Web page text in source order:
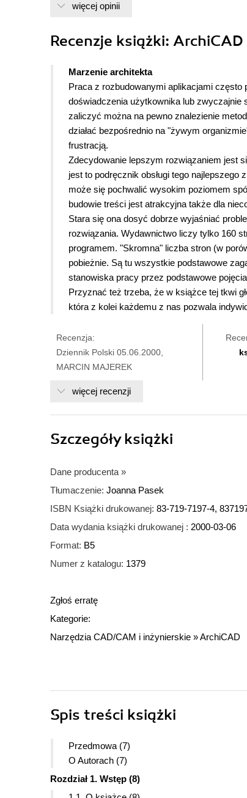
więcej opinii
Recenzje książki: ArchiCAD
Marzenie architekta
Praca z rozbudowanymi aplikacjami często
doświadczenia użytkownika lub zwyczajnie
zaliczyć można na pewno znalezienie
działać bezpośrednio na "żywym
frustracją.
Zdecydowanie lepszym rozwiązaniem jest
jest to podręcznik obsługi tego
może się pochwalić wysokim poziomem
budowie treści jest atrakcyjna także dla
Stara się ona dosyć dobrze wyjaśniać
rozwiązania. Wydawnictwo liczy tylko 160
programem. "Skromna" liczba stron (w
pobieżnie. Są tu wszystkie podstawowe
stanowiska pracy przez podstawowe
Przyznać też trzeba, że w książce tej tkwi
która z kolei każdemu z nas pozwala
Recenzja:
Dziennik Polski 05.06.2000,
MARCIN MAJEREK
więcej recenzji
Szczegółyksiążki
Dane producenta »
Tłumaczenie: Joanna Pasek
ISBN Książki drukowanej: 83-719-7197-4,
Data wydania książki drukowanej : 2000-03-06
Format: B5
Numer z katalogu: 1379
Zgłoś erratę
Kategorie:
Narzędzia CAD/CAM i inżynierskie »ArchiCAD
Spis treści książki
Przedmowa (7)
O Autorach (7)
Rozdział 1. Wstęp (8)